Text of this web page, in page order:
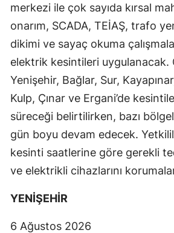
merkezi ile çok sayıda kırsal
onarım, SCADA, TEİAŞ, trafo
dikimi ve sayaç okuma
elektrik kesintileri uygulanacak.
Yenişehir, Bağlar, Sur,
Kulp, Çınar ve Ergani’de
süreceği belirtilirken, bazı
gün boyu devam edecek.
kesinti saatlerine göre gerekli
ve elektrikli cihazlarını
YENİŞEHİR
6 Ağustos 2026